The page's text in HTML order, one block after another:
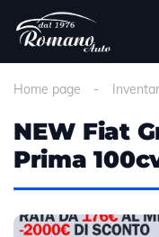
Home page
NEW Fiat
Prima